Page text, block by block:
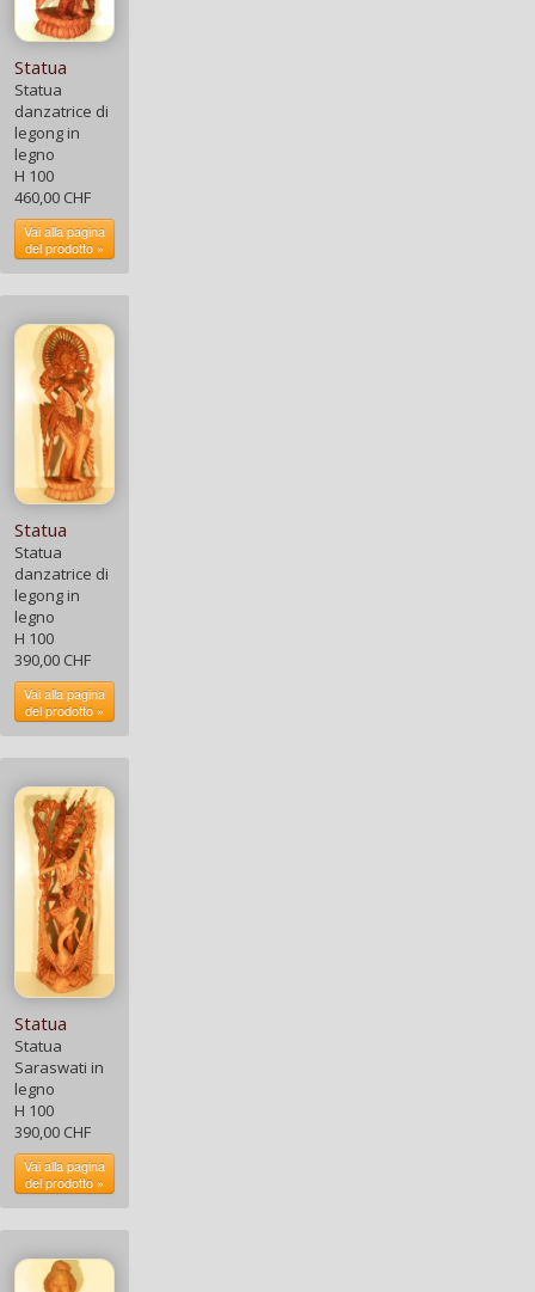
Statua
Statua
danzatrice di
legong in
legno
H 100
460,00 CHF
Vai alla pagina
del prodotto »
Statua
Statua
danzatrice di
legong in
legno
H 100
390,00 CHF
Vai alla pagina
del prodotto »
Statua
Statua
Saraswati in
legno
H 100
390,00 CHF
Vai alla pagina
del prodotto »